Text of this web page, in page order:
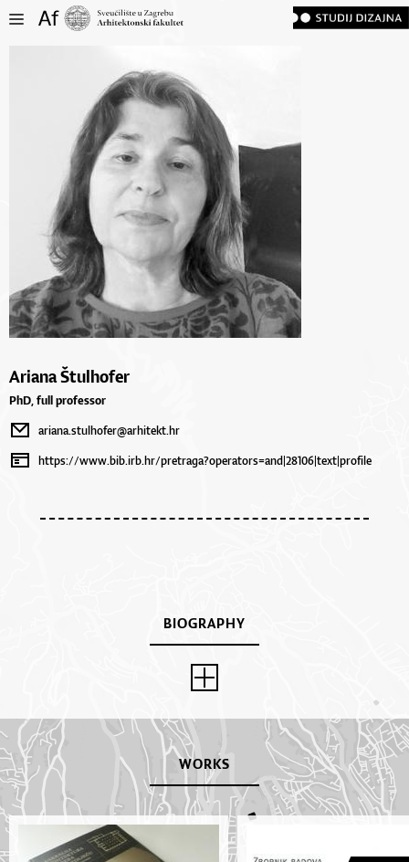
Ariana Štulhofer
PhD, full professor
ariana.stulhofer@arhitekt.hr
https://www.bib.irb.hr/pretraga?operators=and|28106|text|profile
BIOGRAPHY
WORKS